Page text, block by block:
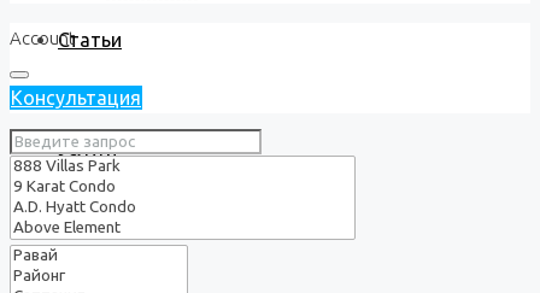
Статьи
Услуги
Account
Консультация